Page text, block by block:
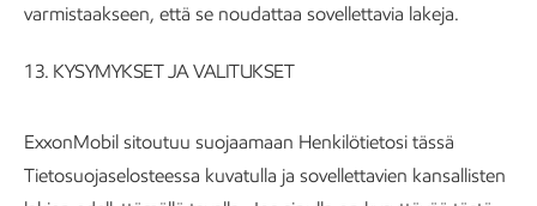
varmistaakseen, että se noudattaa sovellettavia lakeja.
13. KYSYMYKSET JA VALITUKSET
ExxonMobil sitoutuu suojaamaan Henkilötietosi tässä
Tietosuojaselosteessa kuvatulla ja sovellettavien kansallisten